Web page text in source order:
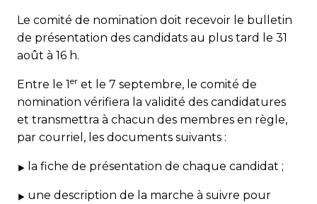
Le comité de nomination doit recevoir le bulletin
de présentation des candidats au plus tard le 31
août à 16 h.
Entre le 1er et le 7 septembre, le comité de
nomination vérifiera la validité des candidatures
et transmettra à chacun des membres en règle,
par courriel, les documents suivants :
la fiche de présentation de chaque candidat ;
une description de la marche à suivre pour